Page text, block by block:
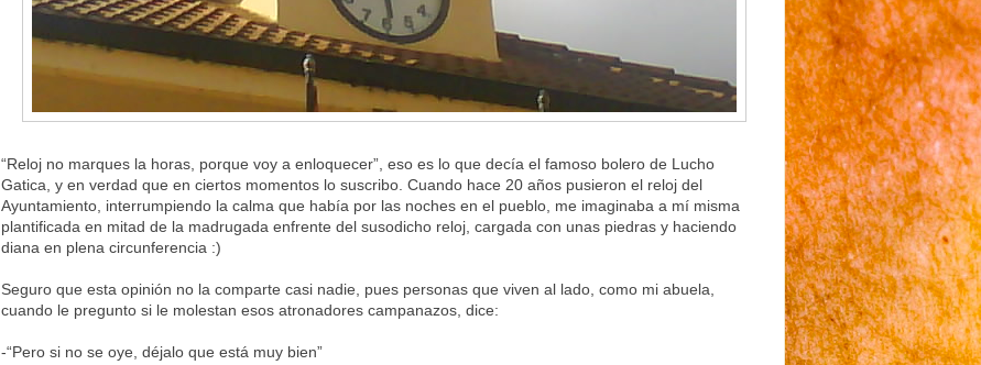
“Reloj no marques la horas, porque voy a enloquecer”, eso es lo que decía el famoso bolero de Lucho
Gatica, y en verdad que en ciertos momentos lo suscribo. Cuando hace 20 años pusieron el reloj del
Ayuntamiento, interrumpiendo la calma que había por las noches en el pueblo, me imaginaba a mí misma
plantificada en mitad de la madrugada enfrente del susodicho reloj, cargada con unas piedras y haciendo
diana en plena circunferencia :)
Seguro que esta opinión no la comparte casi nadie, pues personas que viven al lado, como mi abuela,
cuando le pregunto si le molestan esos atronadores campanazos, dice:
-“Pero si no se oye, déjalo que está muy bien”